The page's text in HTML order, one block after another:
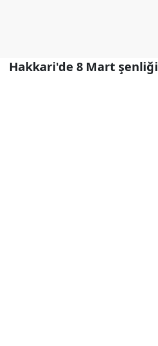
Hakkari'de 8 Mart şenliği